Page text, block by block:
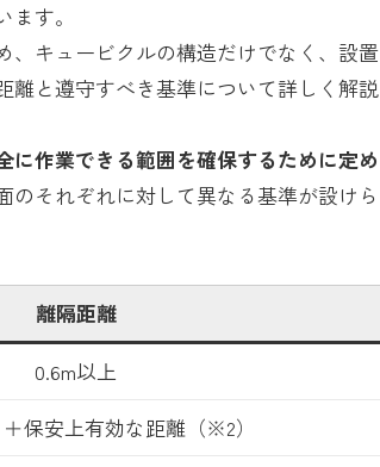
す。
、キュービクルの構造だけでなく、設置
離と遵守すべき基準について詳しく解説
作業できる範囲を確保するために定め
それぞれに対して異なる基準が設けら
離隔距離
0.6m以上
保安上有効な距離（※2）